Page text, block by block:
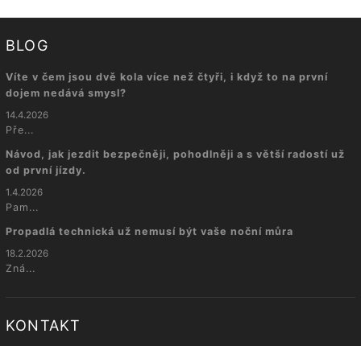
BLOG
Víte v čem jsou dvě kola více než čtyři, i když to na první
dojem nedává smysl?
14.4.2026
Pře...
Návod, jak jezdit bezpečněji, pohodlněji a s větší radostí už
od první jízdy.
1.4.2026
Pam...
Propadlá technická už nemusí být vaše noční můra
18.2.2026
Zná...
KONTAKT